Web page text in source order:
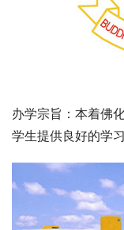
办学宗旨：本着佛
学生提供良好的学